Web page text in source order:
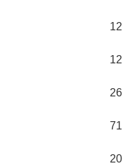
12
12
26
71
20